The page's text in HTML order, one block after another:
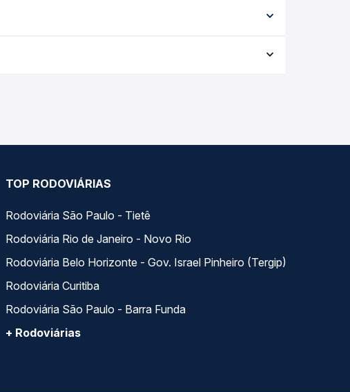
duração exata de cada opção na data desejada.
tempo real e garante a melhor oferta para o seu roteiro.
TOP RODOVIÁRIAS
Rodoviária São Paulo - Tietê
Rodoviária Rio de Janeiro - Novo Rio
Rodoviária Belo Horizonte - Gov. Israel Pinheiro (Tergip)
Rodoviária Curitiba
Rodoviária São Paulo - Barra Funda
+ Rodoviárias